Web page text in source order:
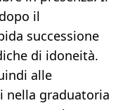
il
successione
di idoneità.
alle
nella graduatoria